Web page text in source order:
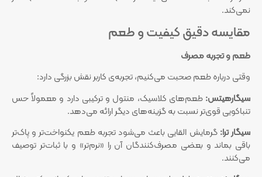
نمی‌کند.
مقایسه دقیق کیفیت و طعم
طعم و تجربه مصرف
وقتی درباره طعم صحبت می‌کنیم، تجربه‌ی کاربر نقش بزرگی دارد:
سیگارهیتس: طعم‌های کلاسیک، منتول و ترکیبی دارد و معمولاً حس
تنباکویی قوی‌تر نسبت به گزینه‌های دیگر ارائه می‌دهد.
سیگار ترا: گرمایش القایی باعث می‌شود تجربه طعم یکنواخت‌تر و پاک‌تر
باقی بماند و بعضی مصرف‌کنندگان آن را «نرم‌تر» و با ثبات‌تر توصیف
می‌کنند.